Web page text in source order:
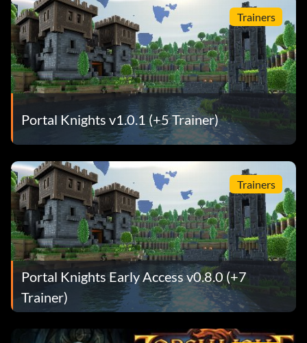
Trainers
Portal Knights v1.0.1 (+5 Trainer)
Trainers
Portal Knights Early Access v0.8.0 (+7
Trainer)